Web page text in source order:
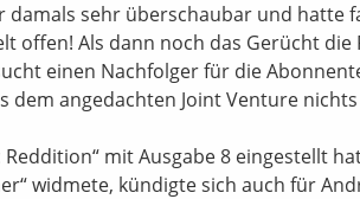
damals sehr überschaubar und hatte
offen! Als dann noch das Gerücht die
einen Nachfolger für die
dem angedachten Joint Venture
mit Ausgabe 8 eingestellt
widmete, kündigte sich auch für